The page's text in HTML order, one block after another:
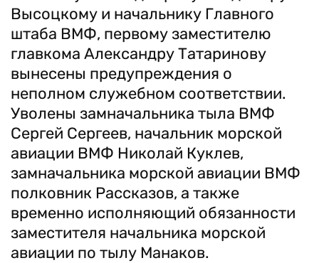
Высоцкому и начальнику Главного
штаба ВМФ, первому заместителю
главкома Александру Татаринову
вынесены предупреждения о
неполном служебном соответствии.
Уволены замначальника тыла ВМФ
Сергей Сергеев, начальник морской
авиации ВМФ Николай Куклев,
замначальника морской авиации ВМФ
полковник Рассказов, а также
временно исполняющий обязанности
заместителя начальника морской
авиации по тылу Манаков.